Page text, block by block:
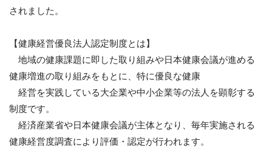
されました。
【健康経営優良法人認定制度とは】
地域の健康課題に即した取り組みや日本健康会議が進める
健康増進の取り組みをもとに、特に優良な健康
経営を実践している大企業や中小企業等の法人を顕彰する
制度です。
経済産業省や日本健康会議が主体となり、毎年実施される
健康経営度調査により評価・認定が行われます。